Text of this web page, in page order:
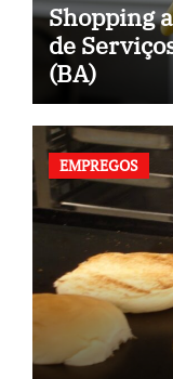
Shopping
de
(BA)
EMPREGOS